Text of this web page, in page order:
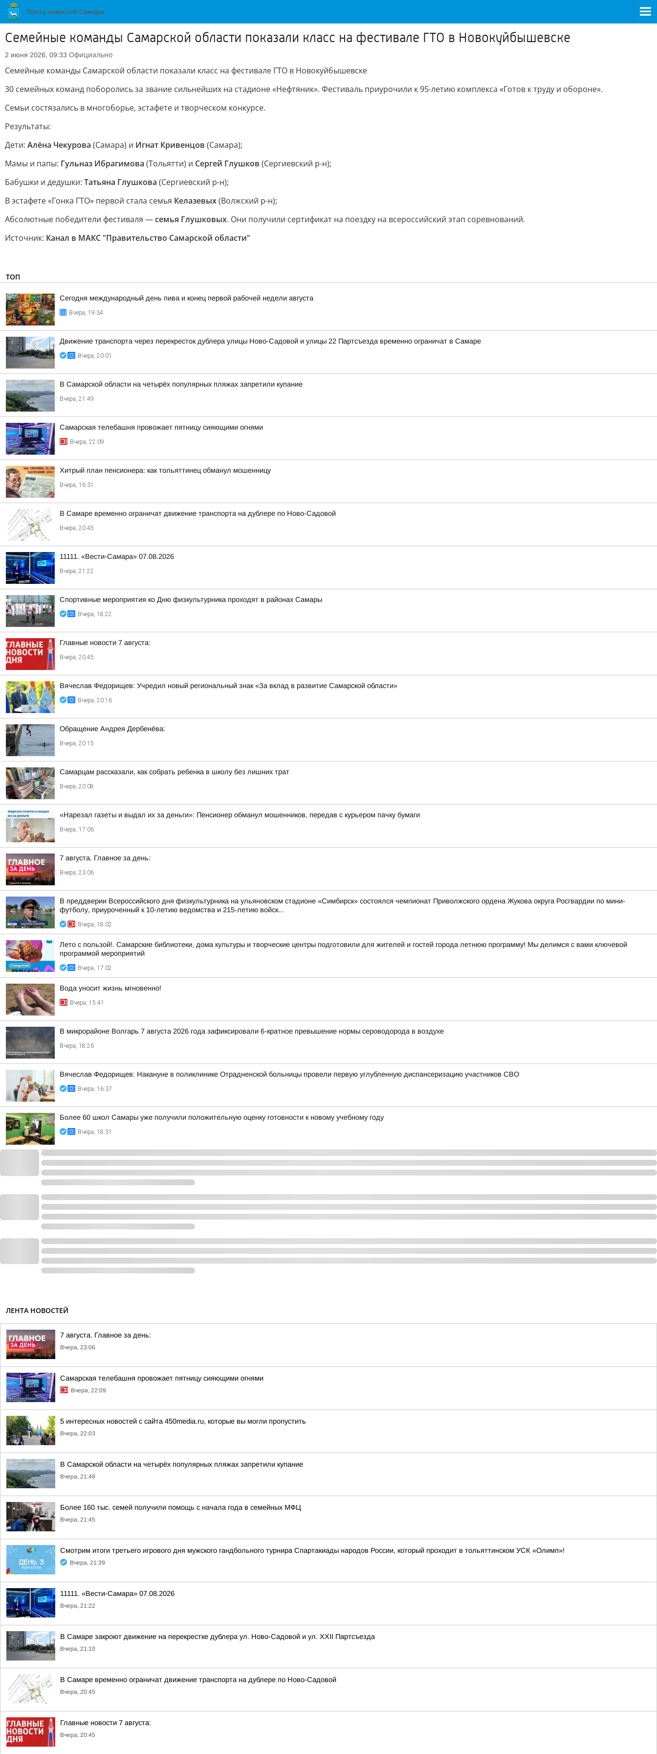
Семейные команды Самарской области показали класс на фестивале ГТО в Новокуйбышевске
2 июня 2026, 09:33 Официально
Семейные команды Самарской области показали класс на фестивале ГТО в Новокуйбышевске
30 семейных команд поборолись за звание сильнейших на стадионе «Нефтяник». Фестиваль приурочили к 95-летию комплекса «Готов к труду и обороне».
Семьи состязались в многоборье, эстафете и творческом конкурсе.
Результаты:
Дети: Алёна Чекурова (Самара) и Игнат Кривенцов (Самара);
Мамы и папы: Гульназ Ибрагимова (Тольятти) и Сергей Глушков (Сергиевский р-н);
Бабушки и дедушки: Татьяна Глушкова (Сергиевский р-н);
В эстафете «Гонка ГТО» первой стала семья Келазевых(Волжский р-н);
Абсолютные победители фестиваля —семья Глушковых. Они получили сертификат на поездку на всероссийский этап соревнований.
Источник: Канал в МАКС "Правительство Самарской области"
ТОП
Сегодня международный день пива и конец первой рабочей недели августа
Вчера, 19:34
Движение транспорта через перекресток дублера улицы Ново-Садовой и улицы 22 Партсъезда временно ограничат в Самаре
Вчера, 20:01
В Самарской области на четырёх популярных пляжах запретили купание
Вчера, 21:49
Самарская телебашня провожает пятницу сияющими огнями
Вчера, 22:09
Хитрый план пенсионера: как тольяттинец обманул мошенницу
Вчера, 16:31
В Самаре временно ограничат движение транспорта на дублере по Ново-Садовой
Вчера, 20:45
11111. «Вести-Самара» 07.08.2026
Вчера, 21:22
Спортивные мероприятия ко Дню физкультурника проходят в районах Самары
Вчера, 18:22
Главные новости 7 августа:
Вчера, 20:45
Вячеслав Федорищев: Учредил новый региональный знак «За вклад в развитие Самарской области»
Вчера, 20:16
Обращение Андрея Дербенёва:
Вчера, 20:15
Самарцам рассказали, как собрать ребенка в школу без лишних трат
Вчера, 20:08
«Нарезал газеты и выдал их за деньги»: Пенсионер обманул мошенников, передав с курьером пачку бумаги
Вчера, 17:06
7 августа. Главное за день:
Вчера, 23:06
В преддверии Всероссийского дня физкультурника на ульяновском стадионе «Симбирск» состоялся чемпионат Приволжского ордена Жукова округа Росгвардии по мини-
футболу, приуроченный к 10-летию ведомства и 215-летию войск...
Вчера, 18:02
Лето с пользой!. Самарские библиотеки, дома культуры и творческие центры подготовили для жителей и гостей города летнюю программу! Мы делимся с вами ключевой
программой мероприятий
Вчера, 17:02
Вода уносит жизнь мгновенно!
Вчера, 15:41
В микрорайоне Волгарь 7 августа 2026 года зафиксировали 6-кратное превышение нормы сероводорода в воздухе
Вчера, 18:26
Вячеслав Федорищев: Накануне в поликлинике Отрадненской больницы провели первую углубленную диспансеризацию участников СВО
Вчера, 16:37
Более 60 школ Самары уже получили положительную оценку готовности к новому учебному году
Вчера, 18:31
ЛЕНТА НОВОСТЕЙ
7 августа. Главное за день:
Вчера, 23:06
Самарская телебашня провожает пятницу сияющими огнями
Вчера, 22:09
5 интересных новостей с сайта 450media.ru, которые вы могли пропустить
Вчера, 22:03
В Самарской области на четырёх популярных пляжах запретили купание
Вчера, 21:49
Более 160 тыс. семей получили помощь с начала года в семейных МФЦ
Вчера, 21:45
Смотрим итоги третьего игрового дня мужского гандбольного турнира Спартакиады народов России, который проходит в тольяттинском УСК «Олимп»!
Вчера, 21:39
11111. «Вести-Самара» 07.08.2026
Вчера, 21:22
В Самаре закроют движение на перекрестке дублера ул. Ново-Садовой и ул. XXII Партсъезда
Вчера, 21:10
В Самаре временно ограничат движение транспорта на дублере по Ново-Садовой
Вчера, 20:45
Главные новости 7 августа:
Вчера, 20:45